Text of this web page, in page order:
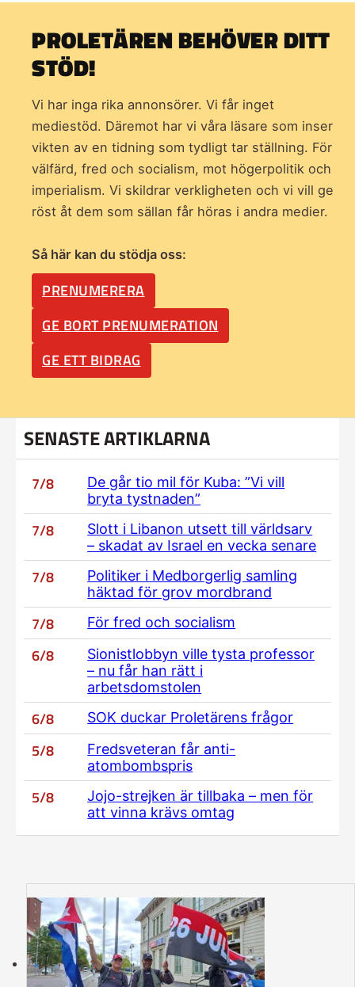
PROLETÄREN BEHÖVER DITT
STÖD!
Vi har inga rika annonsörer. Vi får inget
mediestöd. Däremot har vi våra läsare som inser
vikten av en tidning som tydligt tar ställning. För
välfärd, fred och socialism, mot högerpolitik och
imperialism. Vi skildrar verkligheten och vi vill ge
röst åt dem som sällan får höras i andra medier.
Så här kan du stödja oss:
PRENUMERERA
GE BORT PRENUMERATION
GE ETT BIDRAG
SENASTE ARTIKLARNA
7/8
De går tio mil för Kuba: ”Vi vill
bryta tystnaden”
7/8
Slott i Libanon utsett till världsarv
– skadat av Israel en vecka senare
7/8
Politiker i Medborgerlig samling
häktad för grov mordbrand
7/8 För fred och socialism
6/8
Sionistlobbyn ville tysta professor
– nu får han rätt i
arbetsdomstolen
6/8 SOK duckar Proletärens frågor
5/8
Fredsveteran får anti-
atombombspris
5/8
Jojo-strejken är tillbaka – men för
att vinna krävs omtag